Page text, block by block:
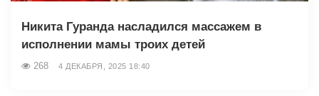
Никита Гуранда насладился массажем в
исполнении мамы троих детей
268 4 ДЕКАБРЯ, 2025 18:40